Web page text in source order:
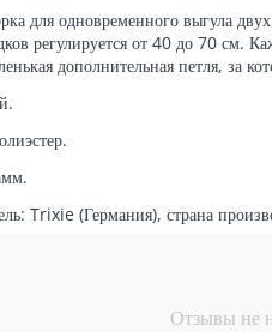
для одновременного выгула
регулируется от 40 до 70 см.
дополнительная петля, за
Trixie (Германия), страна
Отзывы не